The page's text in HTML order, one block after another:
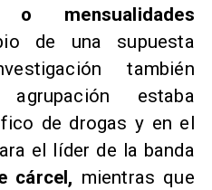
o mensualidades
de una supuesta
también
estaba
de drogas y en el
el líder de la banda
cárcel, mientras que